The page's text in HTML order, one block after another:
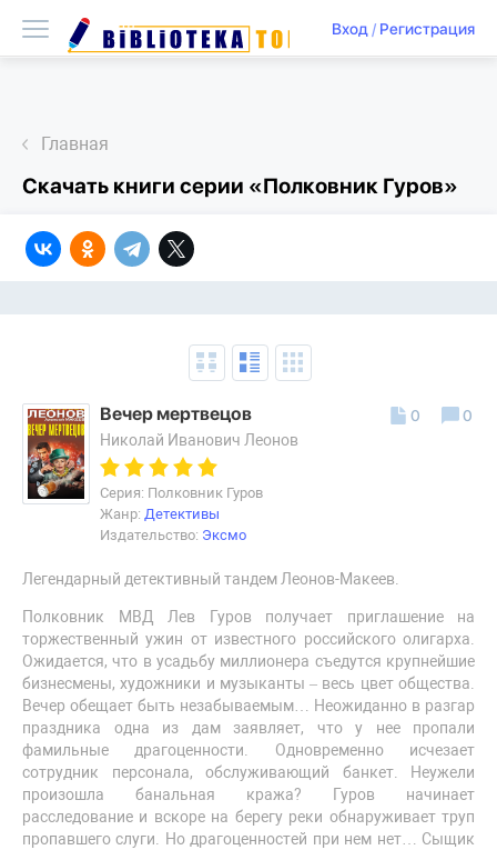
Вход/ Регистрация
Главная
Скачать книги серии «Полковник Гуров»
Вечер мертвецов
Николай Иванович Леонов
Серия: Полковник Гуров
Жанр: Детективы
Издательство: Эксмо
Легендарный детективный тандем Леонов-Макеев.
Полковник МВД Лев Гуров получает приглашение на
торжественный ужин от известного российского олигарха.
Ожидается, что в усадьбу миллионера съедутся крупнейшие
бизнесмены, художники и музыканты – весь цвет общества.
Вечер обещает быть незабываемым… Неожиданно в разгар
праздника одна из дам заявляет, что у нее пропали
фамильные драгоценности. Одновременно исчезает
сотрудник персонала, обслуживающий банкет. Неужели
произошла банальная кража? Гуров начинает
расследование и вскоре на берегу реки обнаруживает труп
пропавшего слуги. Но драгоценностей при нем нет… Сыщик
0 0